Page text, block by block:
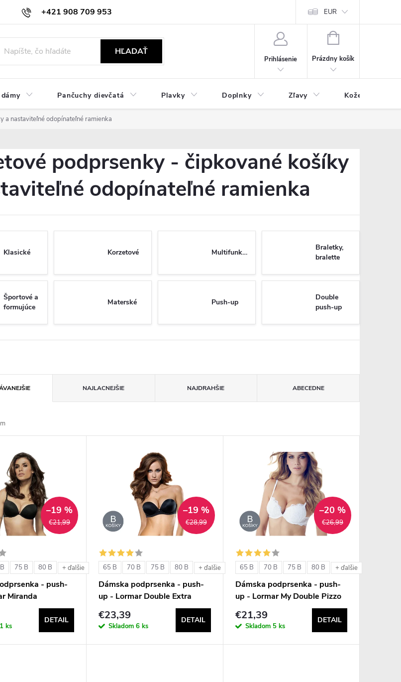
+421 908 709 953
objednavky@ibielizen.sk
EUR
HĽADAŤ
Prihlásenie
NÁKUPNÝ
Prázdny košík
Pančuchy dievčatá Plavky Doplnky Zľavy Kožený tovar
a nastaviteľné odopínateľné ramienka
podprsenky - čipkované košíky
odopínateľné ramienka
Klasické Korzetové Multifunkčné
Braletky,
bralette
Športové a
formujúce
Materské Push-up
Double
push-up
NAJLACNEJŠIE NAJDRAHŠIE ABECEDNE
€21,99
–19 %
75 B 80 B + ďalšie
- push-
Miranda
1 ks
DETAIL
€28,99
–19 %
65 B 70 B 75 B 80 B + ďalšie
Dámska podprsenka - push-
up - Lormar Double Extra
€23,39
Skladom6 ks
DETAIL
€26,99
–20 %
65 B 70 B 75 B 80 B + ďalšie
Dámska podprsenka - push-
up - Lormar My Double Pizzo
€21,39
Skladom 5 ks
DETAIL